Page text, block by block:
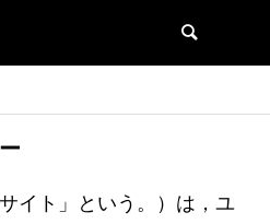
イト」という。）は，ユ